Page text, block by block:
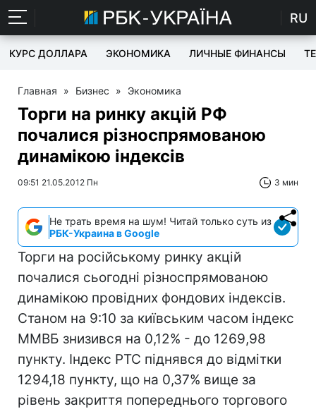
RU
КУРС ДОЛЛАРА ЭКОНОМИКА ЛИЧНЫЕ ФИНАНСЫ
Главная » Бизнес » Экономика
Торги на ринку акцій РФ
почалися різноспрямованою
динамікою індексів
09:51 21.05.2012 Пн 3 мин
Не трать время на шум! Читай только суть из
РБК-Украина в Google
Торги на російському ринку акцій
почалися сьогодні різноспрямованою
динамікою провідних фондових індексів.
Станом на 9:10 за київським часом індекс
ММВБ знизився на 0,12% - до 1269,98
пункту. Індекс РТС піднявся до відмітки
1294,18 пункту, що на 0,37% вище за
рівень закриття попереднього торгового